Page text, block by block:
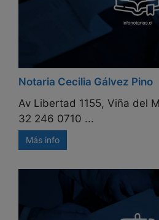
Notaria Cecilia Gálvez Pino
Av Libertad 1155, Viña del
32 246 0710 ...
Más info